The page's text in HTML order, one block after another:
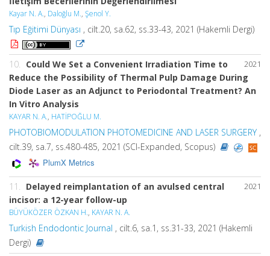
Kayar N. A., Daloğlu M., Şenol Y.
Tıp Eğitimi Dünyası , cilt.20, sa.62, ss.33-43, 2021 (Hakemli Dergi)
2021
10. Could We Set a Convenient Irradiation Time to
Reduce the Possibility of Thermal Pulp Damage During
Diode Laser as an Adjunct to Periodontal Treatment? An
In Vitro Analysis
KAYAR N. A., HATİPOĞLU M.
PHOTOBIOMODULATION PHOTOMEDICINE AND LASER SURGERY ,
cilt.39, sa.7, ss.480-485, 2021 (SCI-Expanded, Scopus)
PlumX Metrics
2021
11. Delayed reimplantation of an avulsed central
incisor: a 12-year follow-up
BÜYÜKÖZER ÖZKAN H., KAYAR N. A.
Turkish Endodontic Journal , cilt.6, sa.1, ss.31-33, 2021 (Hakemli
Dergi)